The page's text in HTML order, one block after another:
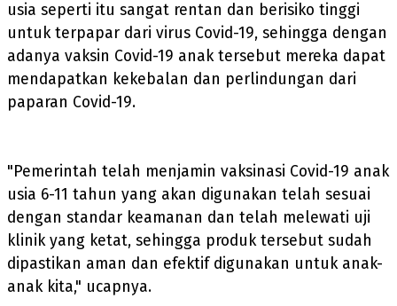
usia seperti itu sangat rentan dan berisiko tinggi
untuk terpapar dari virus Covid-19, sehingga dengan
adanya vaksin Covid-19 anak tersebut mereka dapat
mendapatkan kekebalan dan perlindungan dari
paparan Covid-19.
"Pemerintah telah menjamin vaksinasi Covid-19 anak
usia 6-11 tahun yang akan digunakan telah sesuai
dengan standar keamanan dan telah melewati uji
klinik yang ketat, sehingga produk tersebut sudah
dipastikan aman dan efektif digunakan untuk anak-
anak kita," ucapnya.